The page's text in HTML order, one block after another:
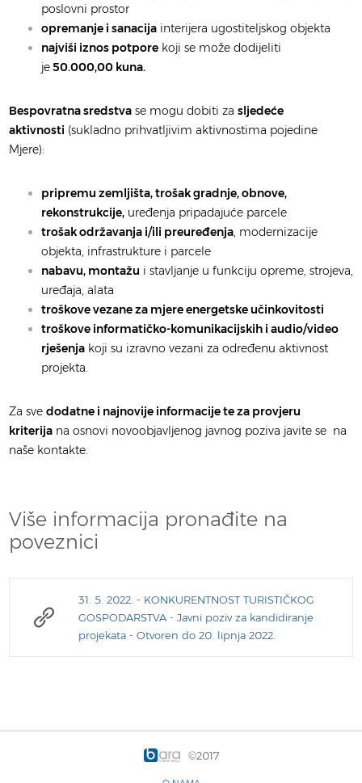
poslovni prostor
opremanje i sanacijainterijera ugostiteljskog objekta
najviši iznos potporekoji se može dodijeliti
je50.000,00 kuna.
Bespovratna sredstvase mogu dobiti za sljedeće
aktivnosti (sukladno prihvatljivim aktivnostima pojedine
Mjere):
pripremu zemljišta, trošak gradnje, obnove,
rekonstrukcije,uređenja pripadajuće parcele
trošak održavanja i/ili preuređenja, modernizacije
objekta, infrastrukture i parcele
nabavu, montažu i stavljanje u funkciju opreme, strojeva,
uređaja, alata
troškove vezane za mjere energetske učinkovitosti
troškove informatičko-komunikacijskih i audio/video
rješenjakoji su izravno vezani za određenu aktivnost
projekta.
Za sve dodatne i najnovije informacije te za provjeru
kriterijana osnovi novoobjavljenog javnog poziva javite se na
naše kontakte.
Više informacija pronađite na
poveznici
31. 5. 2022. - KONKURENTNOST TURISTIČKOG
GOSPODARSTVA - Javni poziv za kandidiranje
projekata - Otvoren do 20. lipnja 2022.
©2017